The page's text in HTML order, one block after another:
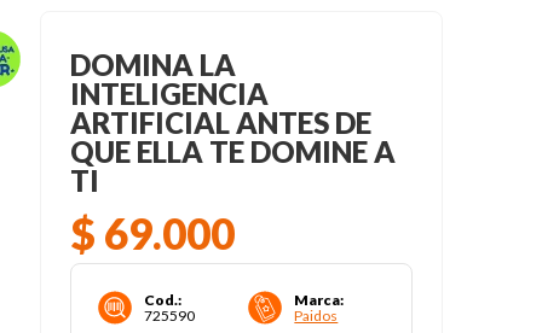
DOMINA LA
INTELIGENCIA
ARTIFICIAL ANTES DE
QUE ELLA TE DOMINE A
TI
$ 69.000
Cod.:
725590
Marca:
Paidos